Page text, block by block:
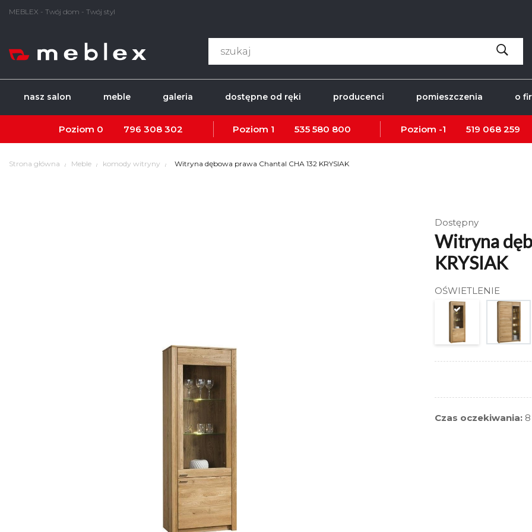
MEBLEX - Twój dom - Twój styl
nasz salon meble galeria dostępne od ręki producenci pomieszczenia o
Poziom 0 796 308 302 Poziom 1 535 580 800 Poziom -1 519 068 259
Strona główna Meble komody witryny Witryna dębowa prawa Chantal CHA 132 KRYSIAK
Dostępny
Witryna
KRYSIAK
OŚWIETLENIE
Czas oczekiwania: